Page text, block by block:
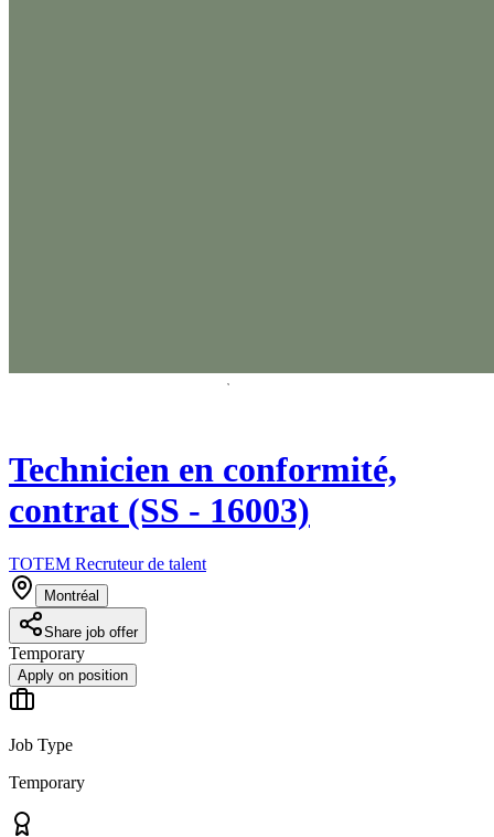
Technicien en conformité,
contrat (SS - 16003)
TOTEM Recruteur de talent
Montréal
Share job offer
Temporary
Apply on position
Job Type
Temporary